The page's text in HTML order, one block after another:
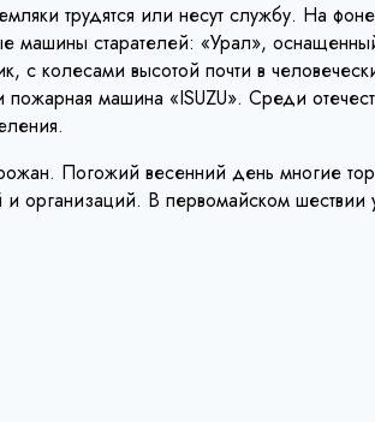
трудятся или несут службу. На
машины старателей: «Урал»,
колесами высотой почти в
машина «ISUZU». Среди
Погожий весенний день многие
В первомайском шествии